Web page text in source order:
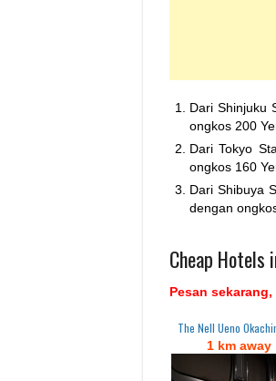
Dari Shinjuku
ongkos 200
Dari Tokyo
ongkos 160
Dari Shibuya
dengan
Cheap Hotels
Pesan
The Nell Ueno
1 km away